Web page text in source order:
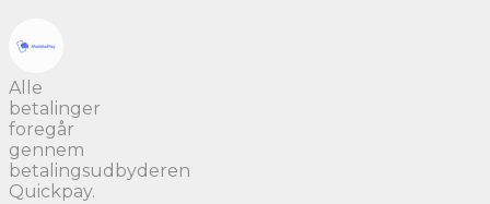
Alle
betalinger
foregår
gennem
betalingsudbyderen
Quickpay.